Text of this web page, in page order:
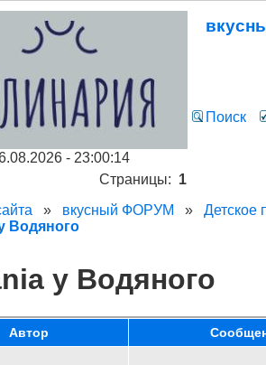
Поиск
- 23:00:14
Страницы: 1
» вкусный ФОРУМ »Детское
Водяного
у Водяного
Автор